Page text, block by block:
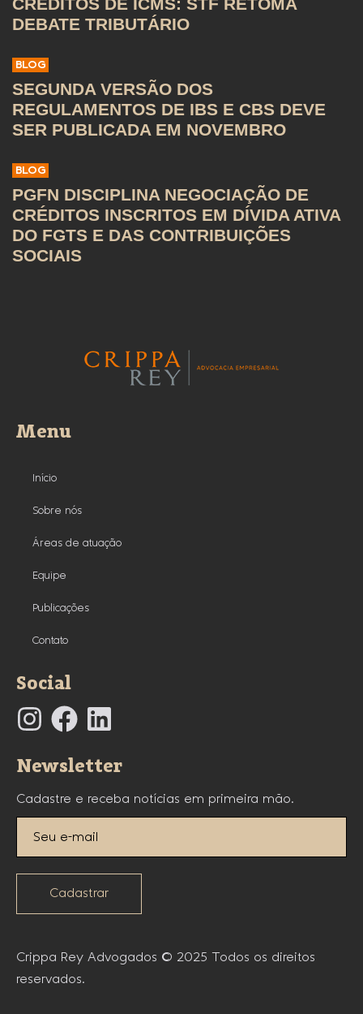
CRÉDITOS DE ICMS: STF RETOMA
DEBATE TRIBUTÁRIO
BLOG
SEGUNDA VERSÃO DOS
REGULAMENTOS DE IBS E CBS DEVE
SER PUBLICADA EM NOVEMBRO
BLOG
PGFN DISCIPLINA NEGOCIAÇÃO DE
CRÉDITOS INSCRITOS EM DÍVIDA ATIVA
DO FGTS E DAS CONTRIBUIÇÕES
SOCIAIS
Menu
Início
Sobre nós
Áreas de atuação
Equipe
Publicações
Contato
Social
Newsletter
Cadastre e receba notícias em primeira mão.
Cadastrar
Crippa Rey Advogados © 2025 Todos os direitos
reservados.